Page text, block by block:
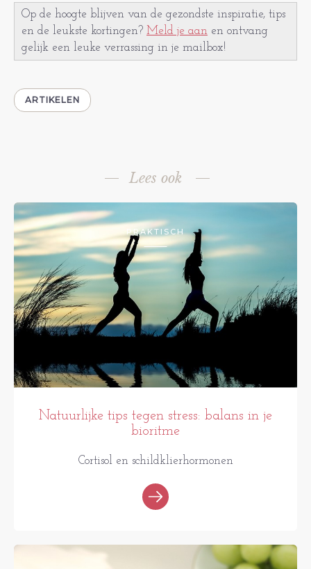
Op de hoogte blijven van de gezondste inspiratie, tips
en de leukste kortingen? Meld je aan en ontvang
gelijk een leuke verrassing in je mailbox!
ARTIKELEN
Lees ook
PRAKTISCH
Natuurlijke tips tegen stress: balans in je
bioritme
Cortisol en schildklierhormonen